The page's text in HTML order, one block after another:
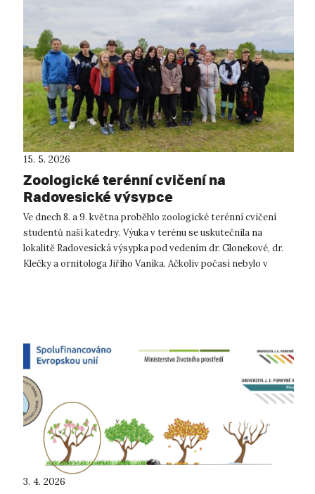
15. 5. 2026
Zoologické terénní cvičení na
Radovesické výsypce
Ve dnech 8. a 9. května proběhlo zoologické terénní cvičení
studentů naší katedry. Výuka v terénu se uskutečnila na
lokalitě Radovesická výsypka pod vedením dr. Glonekové, dr.
Klečky a ornitologa Jiřího Vaníka. Ačkoliv počasí nebylo v
3. 4. 2026